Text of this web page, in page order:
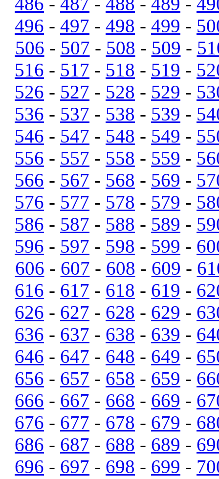
496 - 497 - 498 - 499 -
506 - 507 - 508 - 509 -
516 - 517 - 518 - 519 -
526 - 527 - 528 - 529 -
536 - 537 - 538 - 539 -
546 - 547 - 548 - 549 -
556 - 557 - 558 - 559 -
566 - 567 - 568 - 569 -
576 - 577 - 578 - 579 -
586 - 587 - 588 - 589 -
596 - 597 - 598 - 599 -
606 - 607 - 608 - 609 -
616 - 617 - 618 - 619 -
626 - 627 - 628 - 629 -
636 - 637 - 638 - 639 -
646 - 647 - 648 - 649 -
656 - 657 - 658 - 659 -
666 - 667 - 668 - 669 -
676 - 677 - 678 - 679 -
686 - 687 - 688 - 689 -
696 - 697 - 698 - 699 -